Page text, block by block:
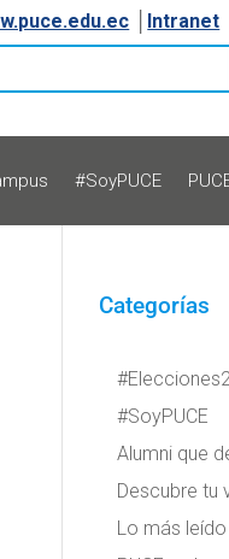
Intranet
#SoyPUCE
Categorías
#SoyPUCE
Alumni que
Descubre tu
Lo más leído